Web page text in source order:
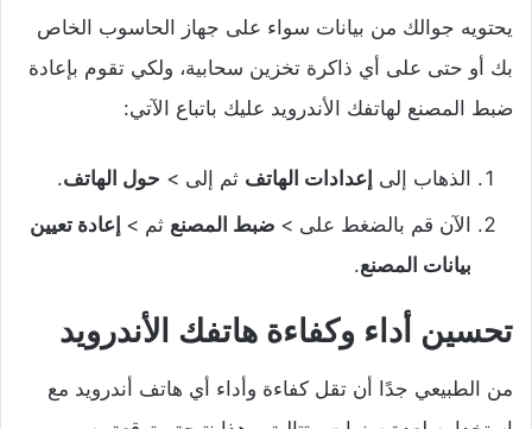
يحتويه جوالك من بيانات سواء على جهاز الحاسوب الخاص
بك أو حتى على أي ذاكرة تخزين سحابية، ولكي تقوم بإعادة
ضبط المصنع لهاتفك الأندرويد عليك باتباع الآتي:
الذهاب إلى إعدادات الهاتف ثم إلى > حول الهاتف.
الآن قم بالضغط على > ضبط المصنع ثم > إعادة تعيين
بيانات المصنع.
تحسين أداء وكفاءة هاتفك الأندرويد
من الطبيعي جدًا أن تقل كفاءة وأداء أي هاتف أندرويد مع